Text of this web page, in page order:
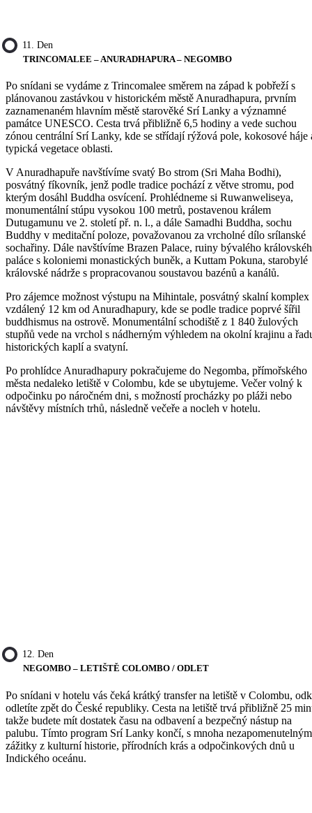
11. Den
TRINCOMALEE – ANURADHAPURA – NEGOMBO
Po snídani se vydáme z Trincomalee směrem na západ k pobřeží s
plánovanou zastávkou v historickém městě Anuradhapura, prvním
zaznamenaném hlavním městě starověké Srí Lanky a významné
památce UNESCO. Cesta trvá přibližně 6,5 hodiny a vede suchou
zónou centrální Srí Lanky, kde se střídají rýžová pole, kokosové háje
typická vegetace oblasti.
V Anuradhapuře navštívíme svatý Bo strom (Sri Maha Bodhi),
posvátný fíkovník, jenž podle tradice pochází z větve stromu, pod
kterým dosáhl Buddha osvícení. Prohlédneme si Ruwanweliseya,
monumentální stúpu vysokou 100 metrů, postavenou králem
Dutugamunu ve 2. století př. n. l., a dále Samadhi Buddha, sochu
Buddhy v meditační poloze, považovanou za vrcholné dílo srílanské
sochařiny. Dále navštívíme Brazen Palace, ruiny bývalého
paláce s koloniemi monastických buněk, a Kuttam Pokuna, starobylé
královské nádrže s propracovanou soustavou bazénů a kanálů.
Pro zájemce možnost výstupu na Mihintale, posvátný skalní komplex
vzdálený 12 km od Anuradhapury, kde se podle tradice poprvé šířil
buddhismus na ostrově. Monumentální schodiště z 1 840 žulových
stupňů vede na vrchol s nádherným výhledem na okolní krajinu a
historických kaplí a svatyní.
Po prohlídce Anuradhapury pokračujeme do Negomba, přímořského
města nedaleko letiště v Colombu, kde se ubytujeme. Večer volný k
odpočinku po náročném dni, s možností procházky po pláži nebo
návštěvy místních trhů, následně večeře a nocleh v hotelu.
12. Den
NEGOMBO – LETIŠTĚ COLOMBO / ODLET
Po snídani v hotelu vás čeká krátký transfer na letiště v Colombu,
odletíte zpět do České republiky. Cesta na letiště trvá přibližně 25
takže budete mít dostatek času na odbavení a bezpečný nástup na
palubu. Tímto program Srí Lanky končí, s mnoha
zážitky z kulturní historie, přírodních krás a odpočinkových dnů u
Indického oceánu.